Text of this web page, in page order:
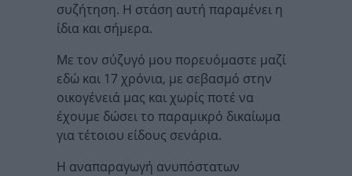
συζήτηση. Η στάση αυτή παραμένει η
ίδια και σήμερα.
Με τον σύζυγό μου πορευόμαστε μαζί
εδώ και 17 χρόνια, με σεβασμό στην
οικογένειά μας και χωρίς ποτέ να
έχουμε δώσει το παραμικρό δικαίωμα
για τέτοιου είδους σενάρια.
Η αναπαραγωγή ανυπόστατων